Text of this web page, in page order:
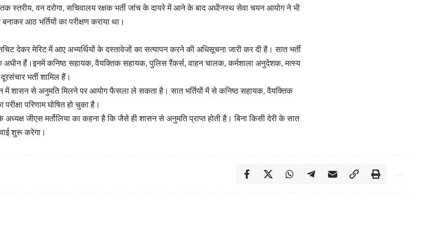
स्तरीय, वन दरोगा, सचिवालय रक्षक भर्ती जांच के दायरे में आने के बाद अधीनस्थ सेवा चयन आयोग ने भी
आठ भर्तियों का परीक्षण कराया था।
देकर मेरिट में आए अभ्यर्थियों के दस्तावेजों का सत्यापन करने की अधिसूचना जारी कर दी है। सात भर्ती
अधीन हैं।इनमें कनिष्ठ सहायक, वैयक्तिक सहायक, पुलिस रैंकर्स, वाहन चालक, कर्मशाला अनुदेशक, मत्स्य
भर्ती शामिल हैं।
में शासन से अनुमति मिलने पर आयोग फैसला ले सकता है। सात भर्तियों में से कनिष्ठ सहायक, वैयक्तिक
परिणाम घोषित हो चुका है।
जीएस मर्तोलिया का कहना है कि जैसे ही शासन से अनुमति प्राप्त होती है। बिना किसी देरी के सात
शुरू करेगा।